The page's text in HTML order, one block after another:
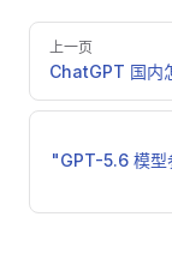
Pager
上一页
ChatGPT 国内
"GPT-5.6 模型